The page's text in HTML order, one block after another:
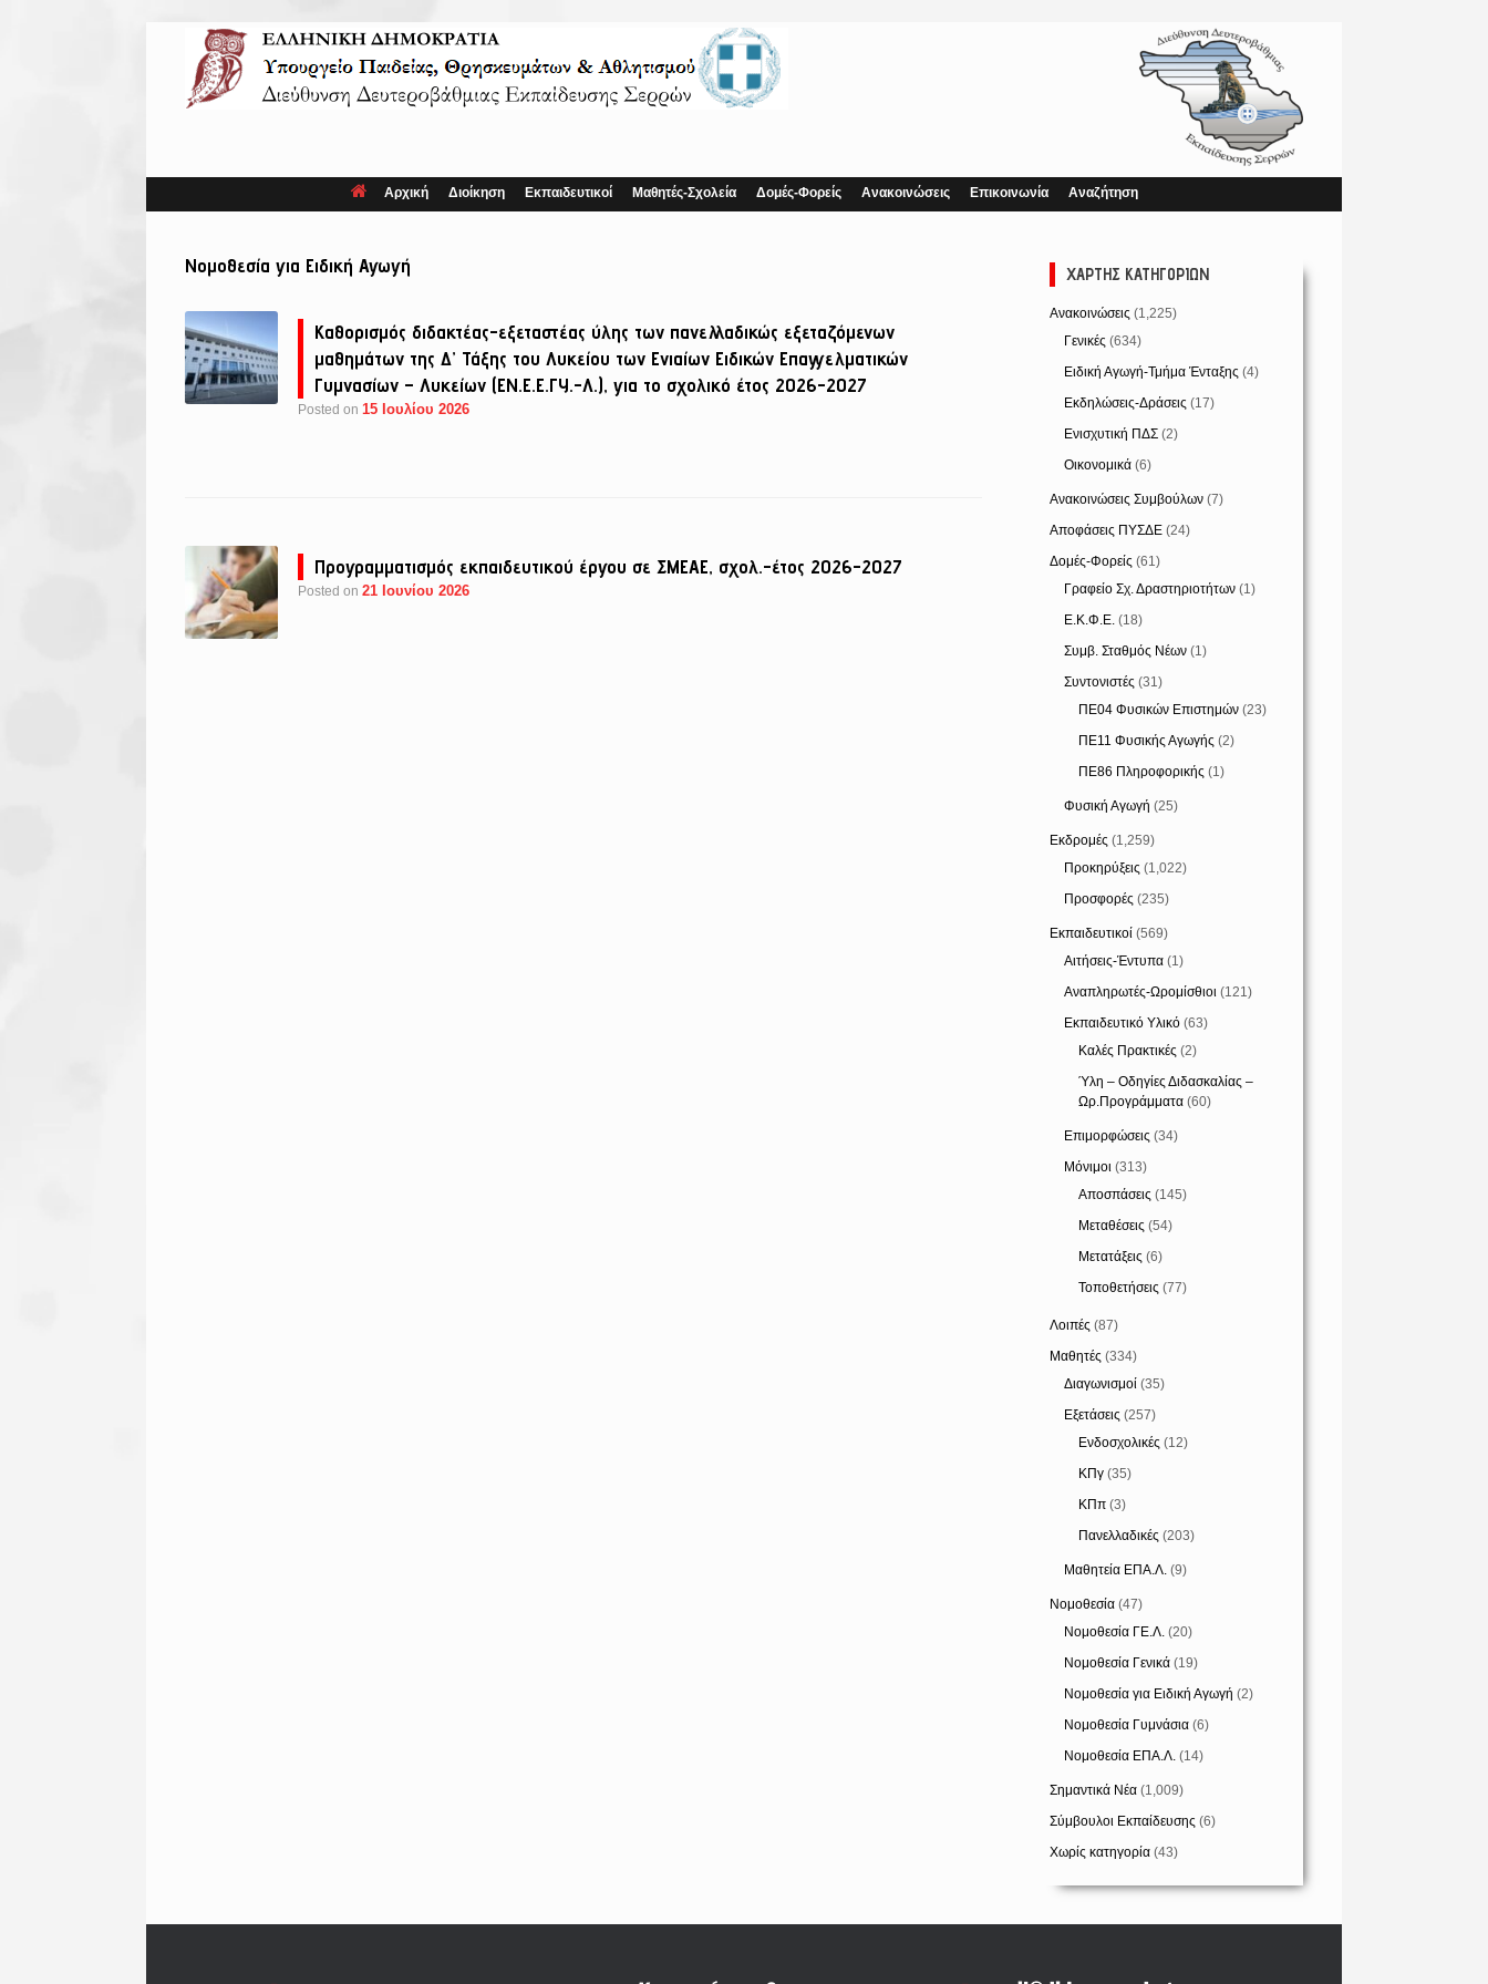
Αρχική Διοίκηση Εκπαιδευτικοί Μαθητές-Σχολεία Δομές-Φορείς Ανακοινώσεις Επικοινωνία Αναζήτηση
Νομοθεσία για Ειδική Αγωγή
Καθορισμός διδακτέας-εξεταστέας ύλης των πανελλαδικώς εξεταζόμενων
μαθημάτων της Δ’ Τάξης του Λυκείου των Ενιαίων Ειδικών Επαγγελματικών
Γυμνασίων – Λυκείων (ΕΝ.Ε.Ε.ΓΥ.-Λ.), για το σχολικό έτος 2026-2027
Posted on15 Ιουλίου 2026
Προγραμματισμός εκπαιδευτικού έργου σε ΣΜΕΑΕ, σχολ.-έτος 2026-2027
Posted on21 Ιουνίου 2026
ΧΆΡΤΗΣ ΚΑΤΗΓΟΡΙΏΝ
Ανακοινώσεις (1,225)
Γενικές (634)
Ειδική Αγωγή-Τμήμα Ένταξης (4)
Εκδηλώσεις-Δράσεις (17)
Ενισχυτική ΠΔΣ (2)
Οικονομικά (6)
Ανακοινώσεις Συμβούλων (7)
Αποφάσεις ΠΥΣΔΕ (24)
Δομές-Φορείς (61)
Γραφείο Σχ. Δραστηριοτήτων (1)
Ε.Κ.Φ.Ε. (18)
Συμβ. Σταθμός Νέων (1)
Συντονιστές (31)
ΠΕ04 Φυσικών Επιστημών (23)
ΠΕ11 Φυσικής Αγωγής (2)
ΠΕ86 Πληροφορικής (1)
Φυσική Αγωγή (25)
Εκδρομές (1,259)
Προκηρύξεις (1,022)
Προσφορές (235)
Εκπαιδευτικοί (569)
Αιτήσεις-Έντυπα (1)
Αναπληρωτές-Ωρομίσθιοι (121)
Εκπαιδευτικό Υλικό (63)
Καλές Πρακτικές (2)
Ύλη – Οδηγίες Διδασκαλίας –
Ωρ.Προγράμματα (60)
Επιμορφώσεις (34)
Μόνιμοι (313)
Αποσπάσεις (145)
Μεταθέσεις (54)
Μετατάξεις (6)
Τοποθετήσεις (77)
Λοιπές (87)
Μαθητές (334)
Διαγωνισμοί (35)
Εξετάσεις (257)
Ενδοσχολικές (12)
ΚΠγ (35)
ΚΠπ (3)
Πανελλαδικές (203)
Μαθητεία ΕΠΑ.Λ. (9)
Νομοθεσία (47)
Νομοθεσία ΓΕ.Λ. (20)
Νομοθεσία Γενικά (19)
Νομοθεσία για Ειδική Αγωγή (2)
Νομοθεσία Γυμνάσια (6)
Νομοθεσία ΕΠΑ.Λ. (14)
Σημαντικά Νέα (1,009)
Σύμβουλοι Εκπαίδευσης (6)
Χωρίς κατηγορία (43)